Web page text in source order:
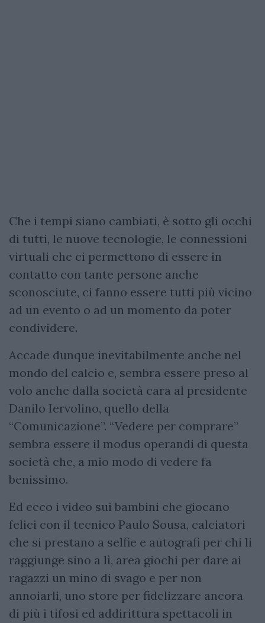
Che i tempi siano cambiati, è sotto gli occhi
di tutti, le nuove tecnologie, le connessioni
virtuali che ci permettono di essere in
contatto con tante persone anche
sconosciute, ci fanno essere tutti più vicino
ad un evento o ad un momento da poter
condividere.
Accade dunque inevitabilmente anche nel
mondo del calcio e, sembra essere preso al
volo anche dalla società cara al presidente
Danilo Iervolino, quello della
“Comunicazione”. “Vedere per comprare”
sembra essere il modus operandi di questa
società che, a mio modo di vedere fa
benissimo.
Ed ecco i video sui bambini che giocano
felici con il tecnico Paulo Sousa, calciatori
che si prestano a selfie e autografi per chi li
raggiunge sino a lì, area giochi per dare ai
ragazzi un mino di svago e per non
annoiarli, uno store per fidelizzare ancora
di più i tifosi ed addirittura spettacoli in